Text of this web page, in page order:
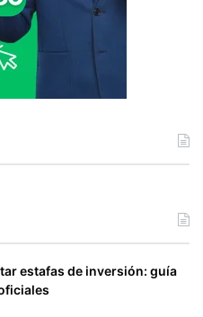
estafas de inversión: guía